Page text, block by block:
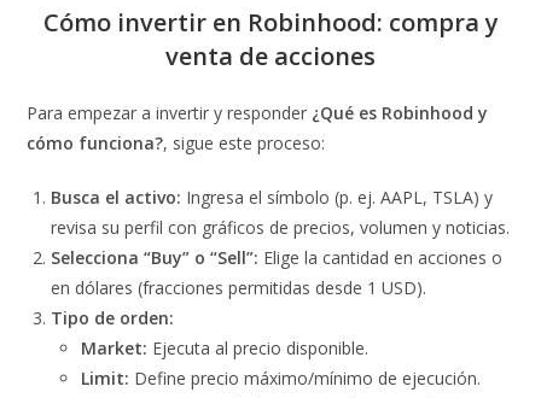
Cómo invertir en Robinhood: compra y
venta de acciones
Para empezar a invertir y responder ¿Qué es Robinhood y
cómo funciona?, sigue este proceso:
Busca el activo: Ingresa el símbolo (p. ej. AAPL, TSLA) y
revisa su perfil con gráficos de precios, volumen y noticias.
Selecciona “Buy” o “Sell”: Elige la cantidad en acciones o
en dólares (fracciones permitidas desde 1 USD).
Tipo de orden:
Market: Ejecuta al precio disponible.
Limit: Define precio máximo/mínimo de ejecución.